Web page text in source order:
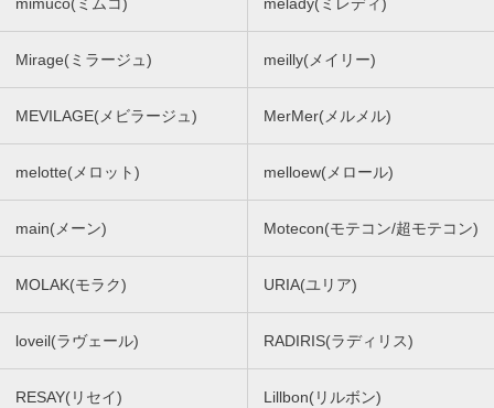
mimuco(ミムコ) melady(ミレディ)
Mirage(ミラージュ) meilly(メイリー)
MEVILAGE(メビラージュ) MerMer(メルメル)
melotte(メロット) melloew(メロール)
main(メーン) Motecon(モテコン/超モテコン)
MOLAK(モラク) URIA(ユリア)
loveil(ラヴェール) RADIRIS(ラディリス)
RESAY(リセイ) Lillbon(リルボン)